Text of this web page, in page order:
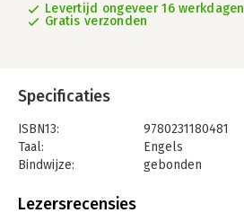
Levertijd ongeveer 16 werkdagen
Gratis verzonden
Specificaties
ISBN13:
9780231180481
Taal:
Engels
Bindwijze:
gebonden
Uitgever:
Lezersrecensies